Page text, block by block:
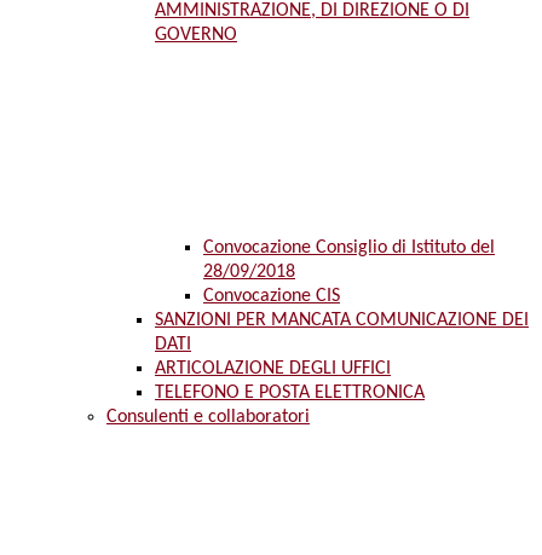
AMMINISTRAZIONE, DI DIREZIONE O DI
GOVERNO
Convocazione Consiglio di Istituto del
28/09/2018
Convocazione CIS
SANZIONI PER MANCATA COMUNICAZIONE DEI
DATI
ARTICOLAZIONE DEGLI UFFICI
TELEFONO E POSTA ELETTRONICA
Consulenti e collaboratori